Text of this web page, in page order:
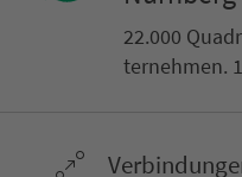
22.000
ter­neh­men.